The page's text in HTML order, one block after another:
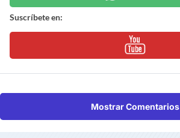
Suscríbete en:
Mostrar Comentarios